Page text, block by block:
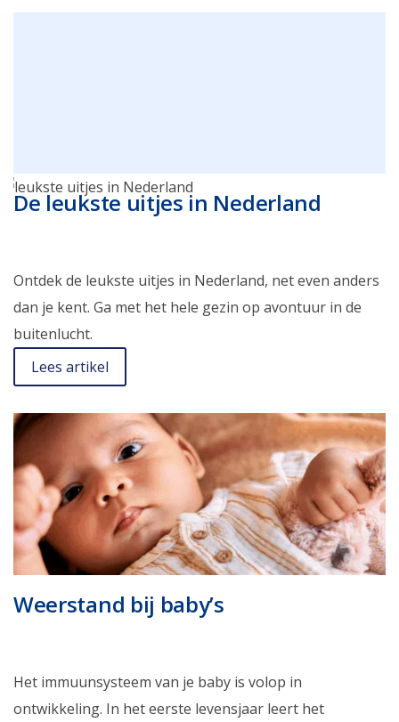
De leukste uitjes in Nederland
Ontdek de leukste uitjes in Nederland, net even anders
dan je kent. Ga met het hele gezin op avontuur in de
buitenlucht.
Lees artikel
Weerstand bij baby’s
Het immuunsysteem van je baby is volop in
ontwikkeling. In het eerste levensjaar leert het